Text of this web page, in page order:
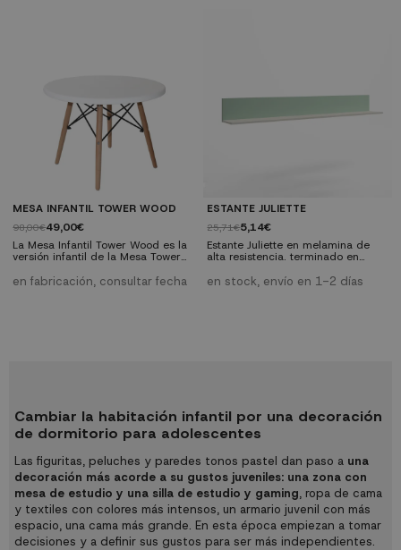
MESA INFANTIL TOWER WOOD
98,00€49,00€
La Mesa Infantil Tower Wood es la
versión infantil de la Mesa Tower
diseño creado en 1950 para su
famosa creación y que,
en fabricación, consultar fecha
ESTANTE JULIETTE
25,71€5,14€
Estante Juliette en melamina de
alta resistencia. terminado en
colores neutros y líneas sencillas
combinan perfectamente con
en stock, envío en 1-2 días
Cambiar la habitación infantil por una decoración
de dormitorio para adolescentes
Las figuritas, peluches y paredes tonos pastel dan paso a una
decoración más acorde a su gustos juveniles: una zona con
mesa de estudio y una silla de estudio y gaming, ropa de cama
y textiles con colores más intensos, un armario juvenil con más
espacio, una cama más grande. En esta época empiezan a tomar
decisiones y a definir sus gustos para ser más independientes.